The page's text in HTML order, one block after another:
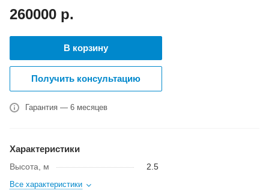
260000 р.
В корзину
Получить консультацию
Гарантия — 6 месяцев
Характеристики
Высота, м 2.5
Все характеристики